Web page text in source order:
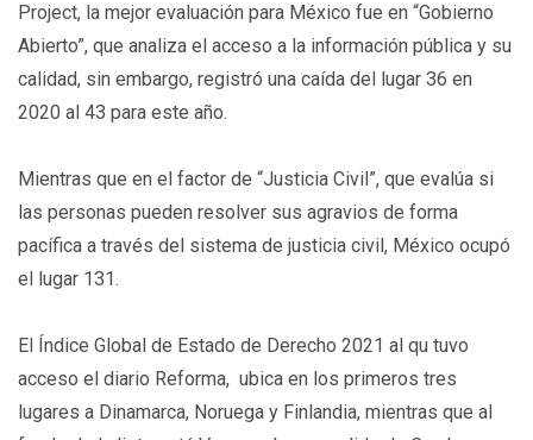
Project, la mejor evaluación para México fue en “Gobierno
Abierto”, que analiza el acceso a la información pública y su
calidad, sin embargo, registró una caída del lugar 36 en
2020 al 43 para este año.
Mientras que en el factor de “Justicia Civil”, que evalúa si
las personas pueden resolver sus agravios de forma
pacífica a través del sistema de justicia civil, México ocupó
el lugar 131.
El Índice Global de Estado de Derecho 2021 al qu tuvo
acceso el diario Reforma, ubica en los primeros tres
lugares a Dinamarca, Noruega y Finlandia, mientras que al